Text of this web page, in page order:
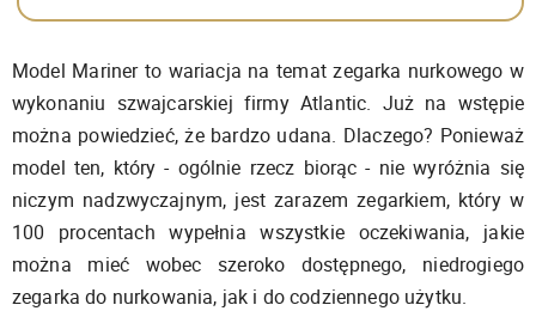
Model Mariner to wariacja na temat zegarka nurkowego w
wykonaniu szwajcarskiej firmy Atlantic. Już na wstępie
można powiedzieć, że bardzo udana. Dlaczego? Ponieważ
model ten, który - ogólnie rzecz biorąc - nie wyróżnia się
niczym nadzwyczajnym, jest zarazem zegarkiem, który w
100 procentach wypełnia wszystkie oczekiwania, jakie
można mieć wobec szeroko dostępnego, niedrogiego
zegarka do nurkowania, jak i do codziennego użytku.